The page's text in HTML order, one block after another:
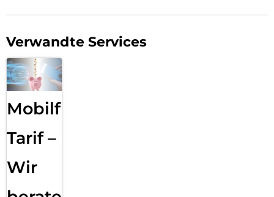
Verwandte Services
Mobilfunk
Tarif –
Wir